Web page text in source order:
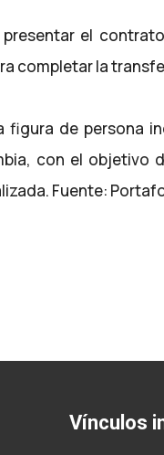
presentar el
completar la
figura de persona
con el objetivo
Fuente:
Vínculos